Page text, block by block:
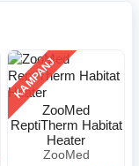
KAMPANJ
ZooMed
ReptiTherm Habitat
Heater
ZooMed